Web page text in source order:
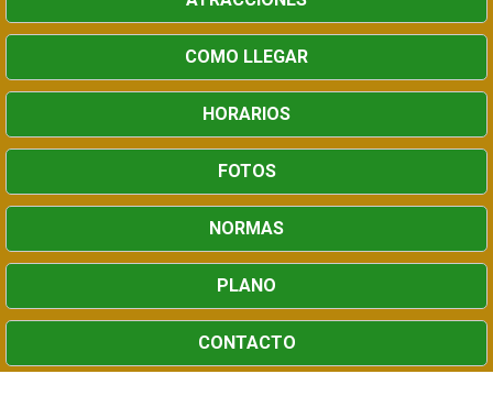
COMO LLEGAR
HORARIOS
FOTOS
NORMAS
PLANO
CONTACTO